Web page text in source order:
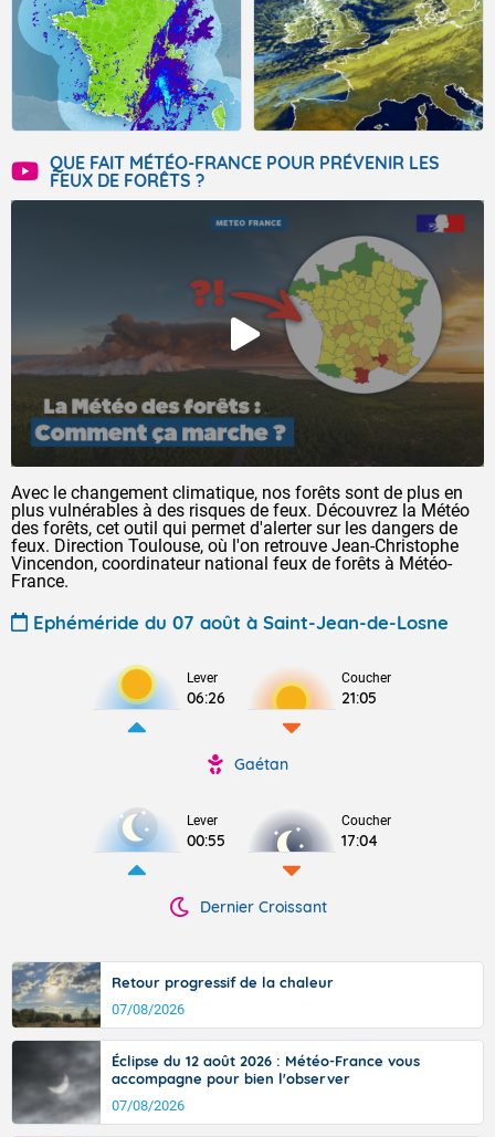
QUE FAIT MÉTÉO-FRANCE POUR PRÉVENIR LES
FEUX DE FORÊTS ?
Avec le changement climatique, nos forêts sont de plus en
plus vulnérables à des risques de feux. Découvrez la Météo
des forêts, cet outil qui permet d'alerter sur les dangers de
feux. Direction Toulouse, où l'on retrouve Jean-Christophe
Vincendon, coordinateur national feux de forêts à Météo-
France.
Ephéméride du 07 août à Saint-Jean-de-Losne
Lever
06:26
Coucher
21:05
Gaétan
Lever
00:55
Coucher
17:04
Dernier Croissant
Retour progressif de la chaleur
07/08/2026
Éclipse du 12 août 2026 : Météo-France vous
accompagne pour bien l'observer
07/08/2026